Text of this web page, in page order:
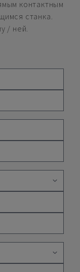
контактным
станка.
/ ней.